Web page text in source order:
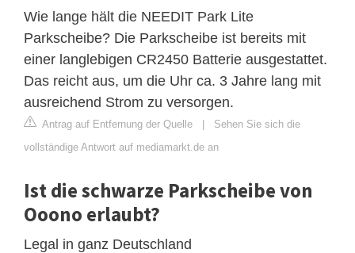
Wie lange hält die NEEDIT Park Lite
Parkscheibe? Die Parkscheibe ist bereits mit
einer langlebigen CR2450 Batterie ausgestattet.
Das reicht aus, um die Uhr ca. 3 Jahre lang mit
ausreichend Strom zu versorgen.
Antrag auf Entfernung der Quelle | Sehen Sie sich die
vollständige Antwort auf mediamarkt.de an
Ist die schwarze Parkscheibe von
Ooono erlaubt?
Legal in ganz Deutschland